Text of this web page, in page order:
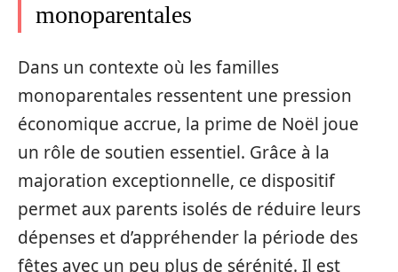
monoparentales
Dans un contexte où les familles
monoparentales ressentent une pression
économique accrue, la prime de Noël joue
un rôle de soutien essentiel. Grâce à la
majoration exceptionnelle, ce dispositif
permet aux parents isolés de réduire leurs
dépenses et d’appréhender la période des
fêtes avec un peu plus de sérénité. Il est